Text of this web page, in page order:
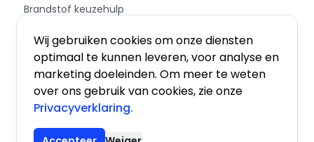
Wij gebruiken cookies om onze diensten
optimaal te kunnen leveren, voor analyse en
marketing doeleinden. Om meer te weten
over ons gebruik van cookies, zie onze
Privacyverklaring.
Brandstof keuzehulp
Schakel of automaat?
Private Leasen,
Financieren of Kopen?